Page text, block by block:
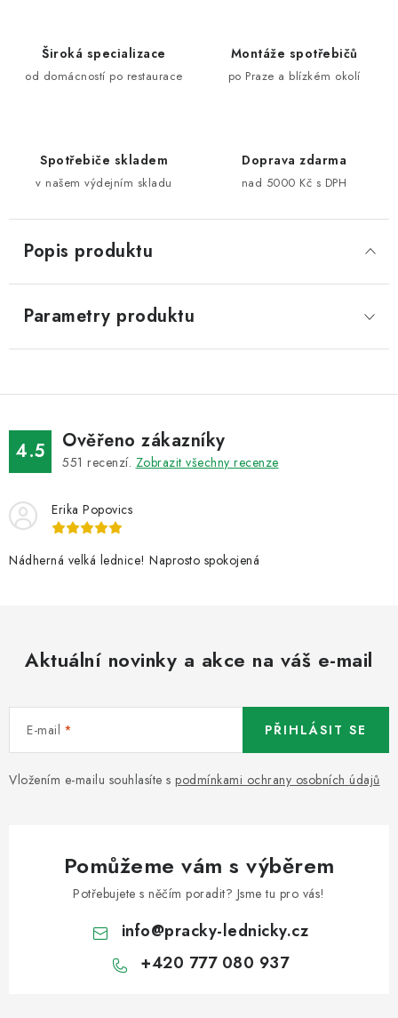
Široká specializace
od domácností po restaurace
Montáže spotřebičů
po Praze a blízkém okolí
Spotřebiče skladem
v našem výdejním skladu
Doprava zdarma
nad 5000 Kč s DPH
Popis produktu
Parametry produktu
4.5 Ověřeno zákazníky
551 recenzí. Zobrazit všechny recenze
Erika Popovics
Nádherná velká lednice! Naprosto spokojená
Aktuální novinky a akce na váš e-mail
E-mail
Vložením e-mailu souhlasíte s podmínkami ochrany osobních údajů
PŘIHLÁSIT SE
Pomůžeme vám s výběrem
Potřebujete s něčím poradit? Jsme tu pro vás!
info@pracky-lednicky.cz
+420 777 080 937